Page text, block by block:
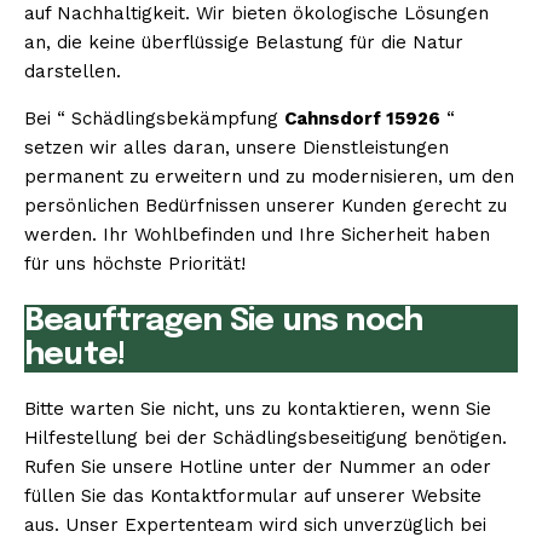
auf Nachhaltigkeit. Wir bieten ökologische Lösungen
an, die keine überflüssige Belastung für die Natur
darstellen.
Bei “ Schädlingsbekämpfung Cahnsdorf 15926 “
setzen wir alles daran, unsere Dienstleistungen
permanent zu erweitern und zu modernisieren, um den
persönlichen Bedürfnissen unserer Kunden gerecht zu
werden. Ihr Wohlbefinden und Ihre Sicherheit haben
für uns höchste Priorität!
Beauftragen Sie uns noch
heute!
Bitte warten Sie nicht, uns zu kontaktieren, wenn Sie
Hilfestellung bei der Schädlingsbeseitigung benötigen.
Rufen Sie unsere Hotline unter der Nummer an oder
füllen Sie das Kontaktformular auf unserer Website
aus. Unser Expertenteam wird sich unverzüglich bei